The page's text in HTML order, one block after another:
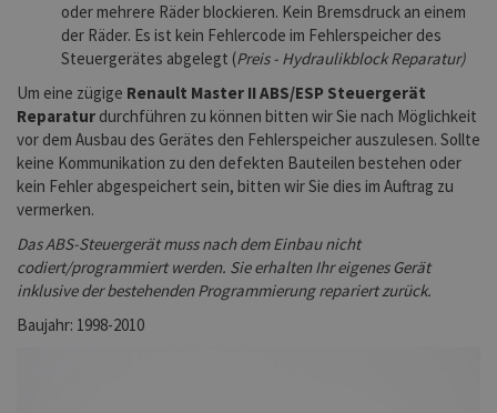
oder mehrere Räder blockieren. Kein Bremsdruck an einem
der Räder. Es ist kein Fehlercode im Fehlerspeicher des
Steuergerätes abgelegt (Preis - Hydraulikblock Reparatur)
Um eine zügige Renault Master II ABS/ESP Steuergerät
Reparatur durchführen zu können bitten wir Sie nach Möglichkeit
vor dem Ausbau des Gerätes den Fehlerspeicher auszulesen. Sollte
keine Kommunikation zu den defekten Bauteilen bestehen oder
kein Fehler abgespeichert sein, bitten wir Sie dies im Auftrag zu
vermerken.
Das ABS-Steuergerät muss nach dem Einbau nicht
codiert/programmiert werden. Sie erhalten Ihr eigenes Gerät
inklusive der bestehenden Programmierung repariert zurück.
Baujahr: 1998-2010